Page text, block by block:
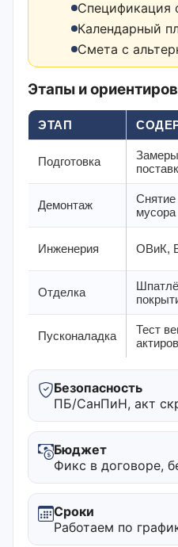
Спецификация
Календарный
Смета с
Этапы и
ЭТАП
Подготовка
Демонтаж
Снятие
мусора
Инженерия ОВиК,
Отделка
Пусконаладка
Тест
Безопасность
ПБ/СанПиН, акт
Бюджет
Фикс в договоре,
Сроки
Работаем по